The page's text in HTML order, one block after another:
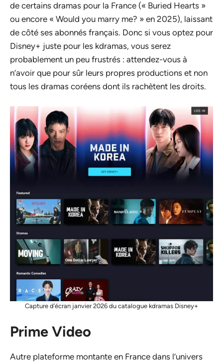
de certains dramas pour la France (« Buried Hearts »
ou encore « Would you marry me? » en 2025), laissant
de côté ses abonnés français. Donc si vous optez pour
Disney+ juste pour les kdramas, vous serez
probablement un peu frustrés : attendez-vous à
n’avoir que pour sûr leurs propres productions et non
tous les dramas coréens dont ils rachètent les droits.
Capture d’écran janvier 2026 du catalogue kdramas Disney+
Prime Video
Autre plateforme montante en France dans l’univers